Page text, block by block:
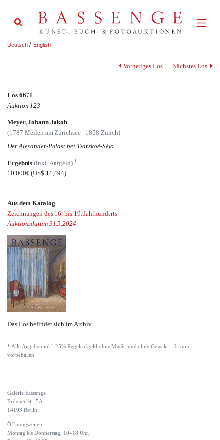
Deutsch / English
Vorheriges Los Nächstes Los
Los 6671
Auktion 123
Meyer, Johann Jakob
(1787 Meilen am Zürichsee - 1858 Zürich)
Der Alexander-Palast bei Tzarskoé-Sélo
Ergebnis (inkl. Aufgeld) *
10.000€ (US$ 11,494)
Aus dem Katalog
Zeichnungen des 16. bis 19. Jahrhunderts
Auktionsdatum 31.5.2024
Das Los befindet sich im Archiv.
* Alle Angaben inkl. 25% Regelaufgeld ohne MwSt. und ohne Gewähr – Irrtum
vorbehalten.
Galerie Bassenge
Erdener Str. 5A
14193 Berlin
Öffnungszeiten:
Montag bis Donnerstag, 10–18 Uhr,